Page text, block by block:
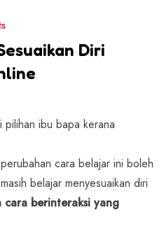
Diri
pilihan ibu bapa kerana
cara belajar ini boleh
belajar menyesuaikan diri
berinteraksi yang